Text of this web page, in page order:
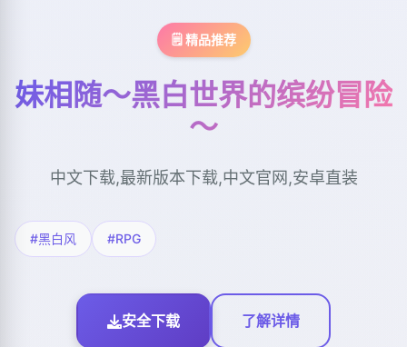
🗒️ 精品推荐
妹相随～黑白世界的缤纷冒险
～
中文下载,最新版本下载,中文官网,安卓直装
#黑白风 #RPG
安全下载 了解详情